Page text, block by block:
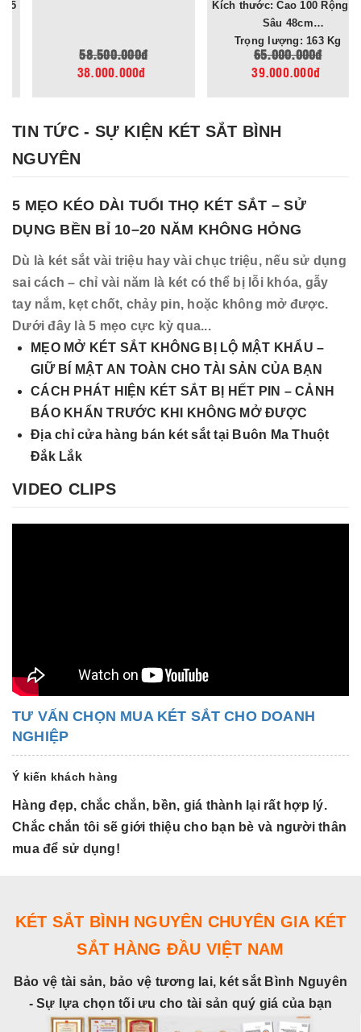
58.500.000đ
38.000.000đ
tiệm vàng
Kích thước: Cao 100 Rộng 54
Sâu 48cm
Trọng lượng: 163 Kg
65.000.000đ
39.000.000đ
TIN TỨC - SỰ KIỆN KÉT SẮT BÌNH
NGUYÊN
5 MẸO KÉO DÀI TUỔI THỌ KÉT SẮT – SỬ
DỤNG BỀN BỈ 10–20 NĂM KHÔNG HỎNG
Dù là két sắt vài triệu hay vài chục triệu, nếu sử dụng
sai cách – chỉ vài năm là két có thể bị lỗi khóa, gẫy
tay nắm, kẹt chốt, chảy pin, hoặc không mở được.
Dưới đây là 5 mẹo cực kỳ qua...
MẸO MỞ KÉT SẮT KHÔNG BỊ LỘ MẬT KHẨU –
GIỮ BÍ MẬT AN TOÀN CHO TÀI SẢN CỦA BẠN
CÁCH PHÁT HIỆN KÉT SẮT BỊ HẾT PIN – CẢNH
BÁO KHẨN TRƯỚC KHI KHÔNG MỞ ĐƯỢC
Địa chỉ cửa hàng bán két sắt tại Buôn Ma Thuột
Đắk Lắk
VIDEO CLIPS
TƯ VẤN CHỌN MUA KÉT SẮT CHO DOANH
NGHIỆP
Ý kiến khách hàng
Hàng đẹp, chắc chắn, bền, giá thành lại rất hợp lý.
Chắc chắn tôi sẽ giới thiệu cho bạn bè và người thân
mua để sử dụng!
KÉT SẮT BÌNH NGUYÊN CHUYÊN GIA KÉT
SẮT HÀNG ĐẦU VIỆT NAM
Bảo vệ tài sản, bảo vệ tương lai, két sắt Bình Nguyên
- Sự lựa chọn tối ưu cho tài sản quý giá của bạn